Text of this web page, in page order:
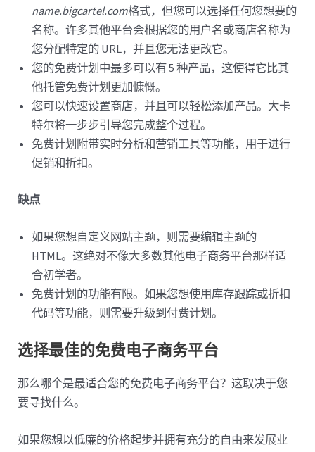
name.bigcartel.com格式，但您可以选择任何您想要的
名称。许多其他平台会根据您的用户名或商店名称为
您分配特定的 URL，并且您无法更改它。
您的免费计划中最多可以有 5 种产品，这使得它比其
他托管免费计划更加慷慨。
您可以快速设置商店，并且可以轻松添加产品。大卡
特尔将一步步引导您完成整个过程。
免费计划附带实时分析和营销工具等功能，用于进行
促销和折扣。
缺点
如果您想自定义网站主题，则需要编辑主题的
HTML。这绝对不像大多数其他电子商务平台那样适
合初学者。
免费计划的功能有限。如果您想使用库存跟踪或折扣
代码等功能，则需要升级到付费计划。
选择最佳的免费电子商务平台
那么哪个是最适合您的免费电子商务平台？这取决于您
要寻找什么。
如果您想以低廉的价格起步并拥有充分的自由来发展业